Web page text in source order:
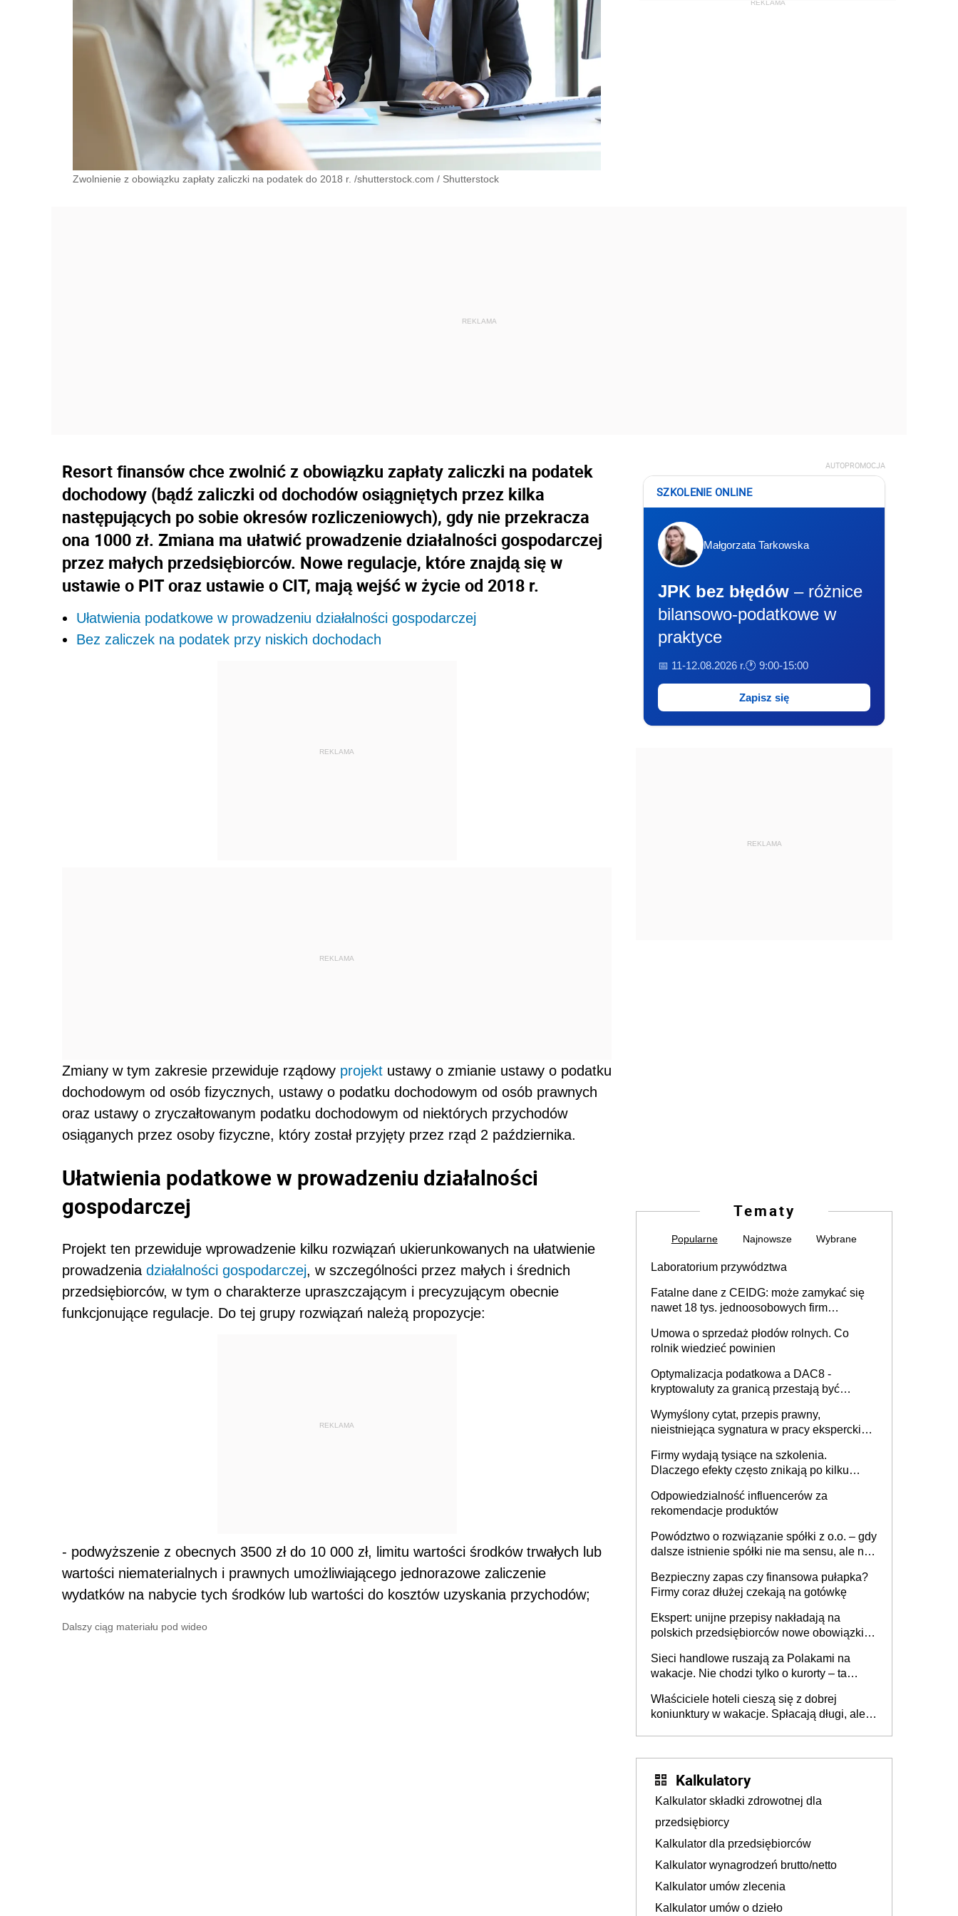
Zwolnienie z obowiązku zapłaty zaliczki na podatek do 2018 r. /shutterstock.com / Shutterstock
Resort finansów chce zwolnić z obowiązku zapłaty zaliczki na podatek
dochodowy (bądź zaliczki od dochodów osiągniętych przez kilka
następujących po sobie okresów rozliczeniowych), gdy nie przekracza
ona 1000 zł. Zmiana ma ułatwić prowadzenie działalności gospodarczej
przez małych przedsiębiorców. Nowe regulacje, które znajdą się w
ustawie o PIT oraz ustawie o CIT, mają wejść w życie od 2018 r.
Ułatwienia podatkowe w prowadzeniu działalności gospodarczej
Bez zaliczek na podatek przy niskich dochodach
REKLAMA
REKLAMA
Zmiany w tym zakresie przewiduje rządowy projekt ustawy o zmianie ustawy o podatku
dochodowym od osób fizycznych, ustawy o podatku dochodowym od osób prawnych
oraz ustawy o zryczałtowanym podatku dochodowym od niektórych przychodów
osiąganych przez osoby fizyczne, który został przyjęty przez rząd 2 października.
Ułatwienia podatkowe w prowadzeniu działalności
gospodarczej
Projekt ten przewiduje wprowadzenie kilku rozwiązań ukierunkowanych na ułatwienie
prowadzenia działalności gospodarczej, w szczególności przez małych i średnich
przedsiębiorców, w tym o charakterze upraszczającym i precyzującym obecnie
funkcjonujące regulacje. Do tej grupy rozwiązań należą propozycje:
REKLAMA
- podwyższenie z obecnych 3500 zł do 10 000 zł, limitu wartości środków trwałych lub
wartości niematerialnych i prawnych umożliwiającego jednorazowe zaliczenie
wydatków na nabycie tych środków lub wartości do kosztów uzyskania przychodów;
Dalszy ciąg materiału pod wideo
AUTOPROMOCJA
SZKOLENIE ONLINE
Małgorzata Tarkowska
JPK bez błędów – różnice
bilansowo-podatkowe w
praktyce
📅 11-12.08.2026 r.🕐 9:00-15:00
Zapisz się
REKLAMA
Tematy
Popularne Najnowsze Wybrane
Laboratorium przywództwa
Fatalne dane z CEIDG: może zamykać się
nawet 18 tys. jednoosobowych firm
Umowa o sprzedaż płodów rolnych. Co
rolnik wiedzieć powinien
Optymalizacja podatkowa a DAC8 -
kryptowaluty za granicą przestają być
Wymyślony cytat, przepis prawny,
nieistniejąca sygnatura w pracy eksperckiej -
firmie
Firmy wydają tysiące na szkolenia.
Dlaczego efekty często znikają po kilku
Odpowiedzialność influencerów za
rekomendacje produktów
Powództwo o rozwiązanie spółki z o.o. – gdy
dalsze istnienie spółki nie ma sensu, ale nie
Bezpieczny zapas czy finansowa pułapka?
Firmy coraz dłużej czekają na gotówkę
Ekspert: unijne przepisy nakładają na
polskich przedsiębiorców nowe obowiązki w
Sieci handlowe ruszają za Polakami na
wakacje. Nie chodzi tylko o kurorty – ta
tam, gdzie wielu spędzi urlop po cichu
Właściciele hoteli cieszą się z dobrej
koniunktury w wakacje. Spłacają długi, ale
Kalkulatory
Kalkulator składki zdrowotnej dla
przedsiębiorcy
Kalkulator dla przedsiębiorców
Kalkulator wynagrodzeń brutto/netto
Kalkulator umów zlecenia
Kalkulator umów o dzieło